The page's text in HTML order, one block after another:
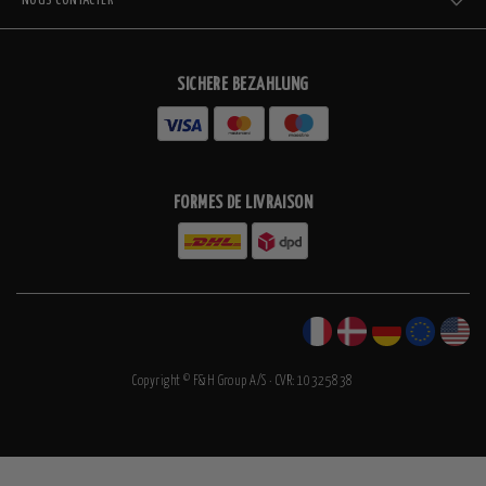
SICHERE BEZAHLUNG
FORMES DE LIVRAISON
Copyright © F&H Group A/S · CVR: 10325838